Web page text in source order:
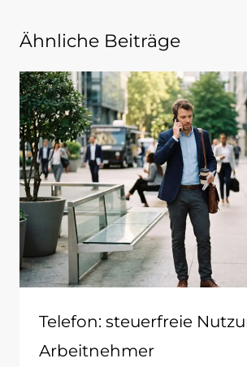
Ähnliche Beiträge
Telefon: steuerfreie
Arbeitnehmer